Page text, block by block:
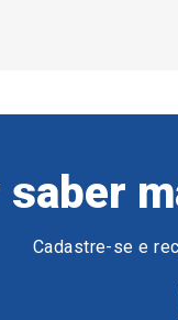
saber
Cadastre-se e